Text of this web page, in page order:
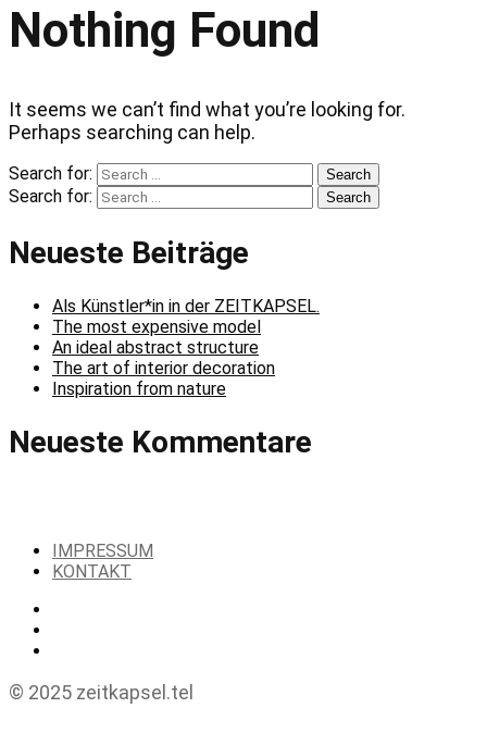
Nothing Found
It seems we can’t find what you’re looking for.
Perhaps searching can help.
Search for: Search
Search for: Search
Neueste Beiträge
Als Künstler*in in der ZEITKAPSEL.
The most expensive model
An ideal abstract structure
The art of interior decoration
Inspiration from nature
Neueste Kommentare
IMPRESSUM
KONTAKT
© 2025 zeitkapsel.tel